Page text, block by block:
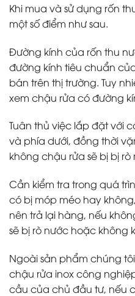
Khi mua và sử dụng rốn
một số điểm như sau.
Đường kính của rốn thu
đường kính tiêu chuẩn
bán trên thị trường. Tuy
xem chậu rửa có đường
Tuân thủ việc lắp đặt với
và phía dưới, đồng thời
không chậu rửa sẽ bị bị rò
Cần kiểm tra trong quá
có bị móp méo hay
nên trả lại hàng, nếu
sẽ bị rò nước hoặc không
Ngoài sản phẩm chúng
chậu rửa inox công
cầu của chủ đầu tư, nếu